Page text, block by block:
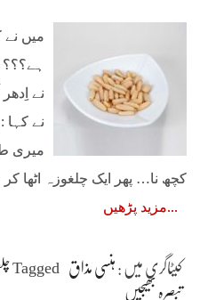
میں نے
نے
نے
میری
کچھ نا… پھر ایک چلغوزہ اٹھا
مزید پڑھیں
کیٹاگری میں : ہنسی مذاق Tagged
تبصرہ بھیجیں